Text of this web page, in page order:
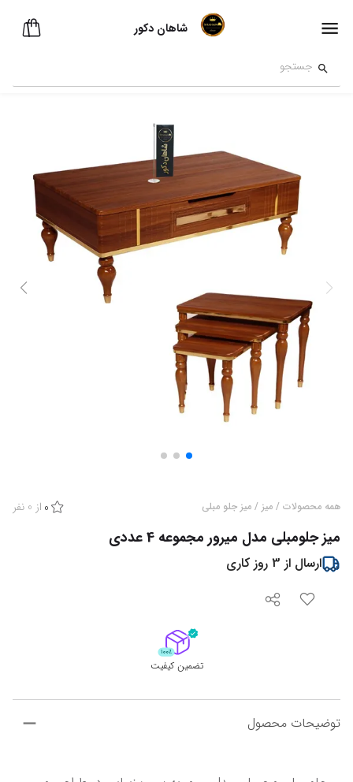
شاهان دکور
همه محصولات / میز / میز جلو مبلی 0 از 0 نفر
میز جلومبلی مدل میرور مجموعه 4 عددی
ارسال از 3 روز کاری
تضمین کیفیت
توضیحات محصول